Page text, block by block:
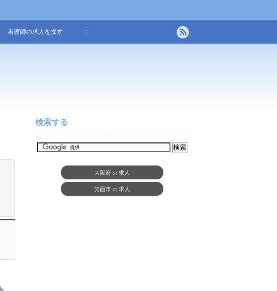
看護師の求人を探す
検索する
大阪府 の 求人
箕面市 の 求人